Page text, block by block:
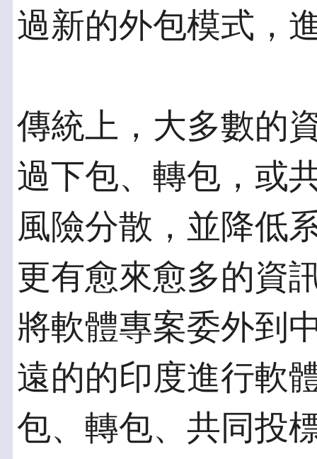
過新的外包模式，
傳統上，大多數的
過下包、轉包，或
風險分散，並降低
更有愈來愈多的資
將軟體專案委外到
遠的的印度進行軟
包、轉包、共同投